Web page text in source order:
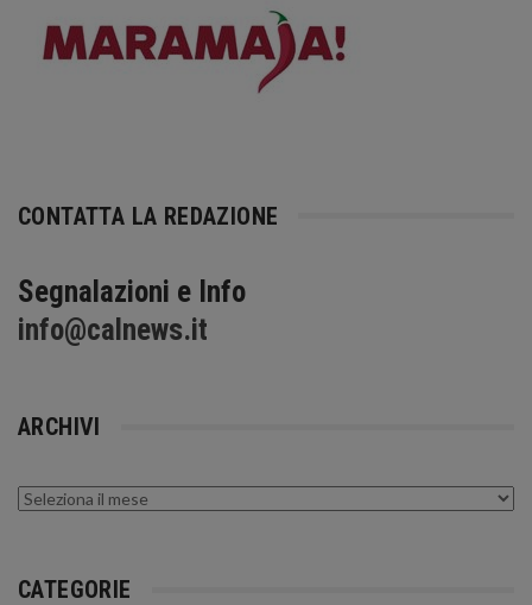
CONTATTA LA REDAZIONE
Segnalazioni e Info
info@calnews.it
ARCHIVI
Archivi
CATEGORIE